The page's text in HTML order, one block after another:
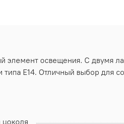
элемент освещения. С двумя
E14. Отличный выбор для
цоколя